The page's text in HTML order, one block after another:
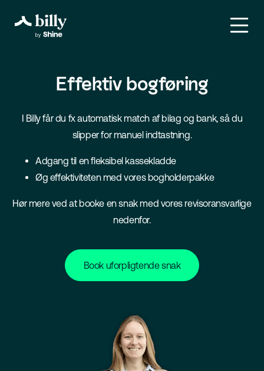
Effektiv bogføring
I Billy får du fx automatisk match af bilag og bank, så du
slipper for manuel indtastning.
Adgang til en fleksibel kassekladde
Øg effektiviteten med vores bogholderpakke
Hør mere ved at booke en snak med vores revisoransvarlige
nedenfor.
Book uforpligtende snak